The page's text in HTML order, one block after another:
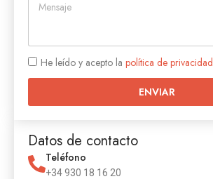
He leído y acepto la política de privacidad
ENVIAR
Datos de contacto
Teléfono
+34 930 18 16 20